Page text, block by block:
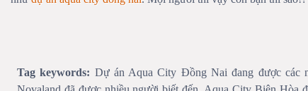
Tag keywords: Dự án Aqua City Đồng Nai đang được các